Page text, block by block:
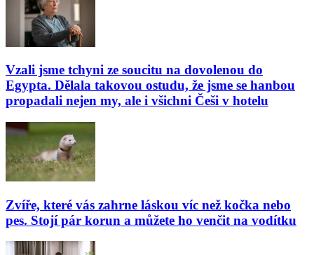
Vzali jsme tchyni ze soucitu na dovolenou do
Egypta. Dělala takovou ostudu, že jsme se hanbou
propadali nejen my, ale i všichni Češi v hotelu
Zvíře, které vás zahrne láskou víc než kočka nebo
pes. Stojí pár korun a můžete ho venčit na vodítku